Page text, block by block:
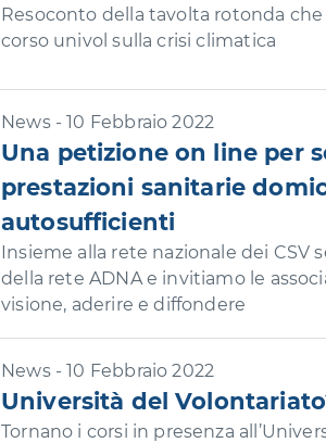
Resoconto della tavolta rotonda
corso univol sulla crisi climatica
News - 10 Febbraio 2022
Una petizione on line per
prestazioni sanitarie
autosufficienti
Insieme alla rete nazionale dei
della rete ADNA e invitiamo le
visione, aderire e diffondere
News - 10 Febbraio 2022
Università del
Tornano i corsi in presenza